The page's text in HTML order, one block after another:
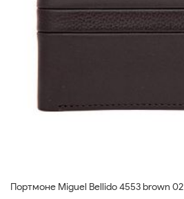
Портмоне Miguel Bellido 4553 brown 02